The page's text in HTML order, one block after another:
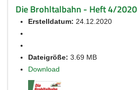
Die Brohltalbahn - Heft 4/2020
Erstelldatum: 24.12.2020
Dateigröße: 3.69 MB
Download